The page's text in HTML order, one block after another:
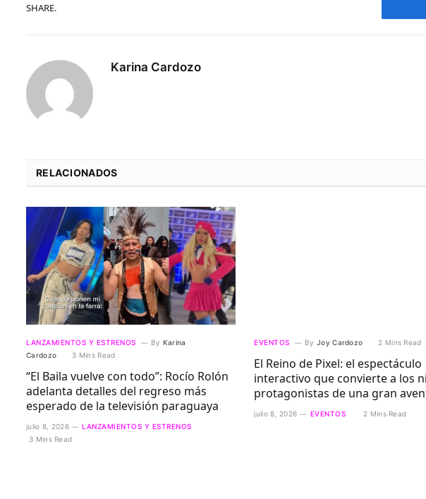
SHARE.
Karina Cardozo
RELACIONADOS
LANZAMIENTOS Y ESTRENOS By Karina
Cardozo
3 Mins Read
“El Baila vuelve con todo”: Rocío Rolón
adelanta detalles del regreso más
esperado de la televisión paraguaya
julio 8, 2026
LANZAMIENTOS Y ESTRENOS
3 Mins Read
EVENTOS By Joy Cardozo 2 Mins Read
El Reino de Pixel: el espectáculo
interactivo que convierte a los
protagonistas de una gran
julio 8, 2026 EVENTOS 2 Mins Read